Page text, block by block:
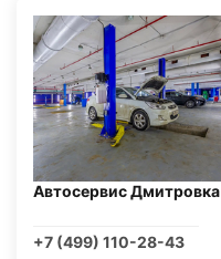
Автосервис Дмитровка
+7 (499) 110-28-43